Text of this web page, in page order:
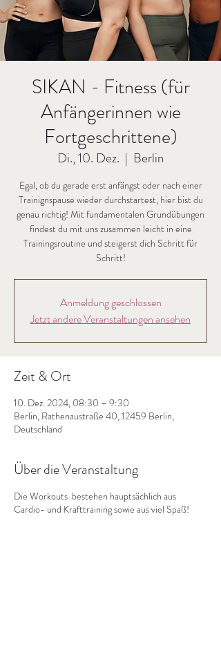
SIKAN - Fitness (für
Anfängerinnen wie
Fortgeschrittene)
Di., 10. Dez.
  |
Berlin
Egal, ob du gerade erst anfängst oder nach einer
Trainignspause wieder durchstartest, hier bist du
genau richtig! Mit fundamentalen Grundübungen
findest du mit uns zusammen leicht in eine
Trainingsroutine und steigerst dich Schritt für
Schritt!
Anmeldung geschlossen
Jetzt andere Veranstaltungen ansehen
Zeit & Ort
10. Dez. 2024, 08:30 – 9:30
Berlin, Rathenaustraße 40, 12459 Berlin,
Deutschland
Über die Veranstaltung
Die Workouts bestehen hauptsächlich aus
Cardio- und Krafttraining sowie aus viel Spaß!